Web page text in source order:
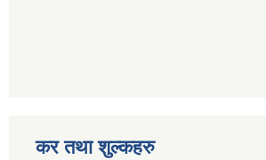
कर तथा शुल्कहरु